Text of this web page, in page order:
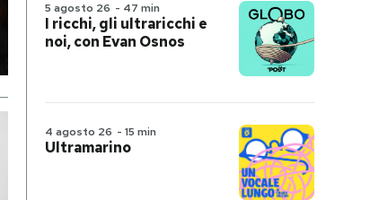
5 agosto 26 - 47 min
I ricchi, gli ultraricchi e
noi, con Evan Osnos
4 agosto 26 - 15 min
Ultramarino